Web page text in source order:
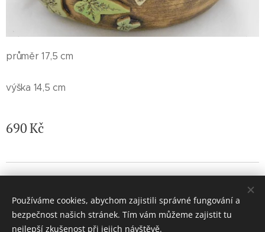
průměr 17,5 cm
výška 14,5 cm
690Kč
Vytvořeno službouWebnode Cookies
Používáme cookies, abychom zajistili správné fungování a
bezpečnost našich stránek. Tím vám můžeme zajistit tu
nejlepší zkušenost při jejich návštěvě.